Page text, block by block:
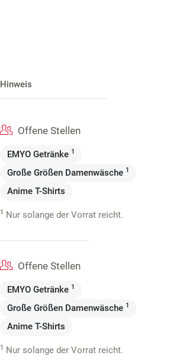
Hinweis
Offene Stellen
EMYO Getränke 1
Große Größen Damenwäsche 1
Anime T-Shirts
1 Nur solange der Vorrat reicht.
Offene Stellen
EMYO Getränke 1
Große Größen Damenwäsche 1
Anime T-Shirts
1 Nur solange der Vorrat reicht.